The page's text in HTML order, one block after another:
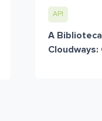
API
A
Cloudways: